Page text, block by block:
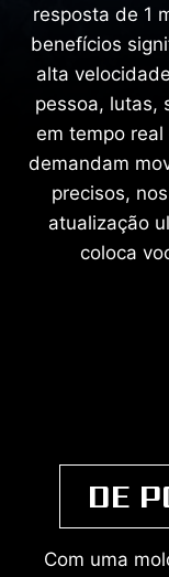
resposta de 1
benefícios
alta
pessoa, lutas,
em tempo
demandam
precisos,
atualização
coloca
DE
Com uma